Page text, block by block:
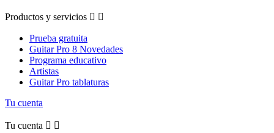
Productos y servicios  
Prueba gratuita
Guitar Pro 8 Novedades
Programa educativo
Artistas
Guitar Pro tablaturas
Tu cuenta
Tu cuenta  